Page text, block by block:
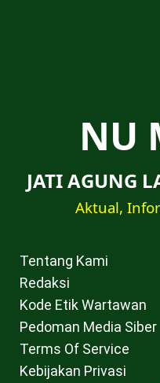
NU
JATI AGUNG
Aktual,
Tentang Kami
Redaksi
Kode Etik Wartawan
Pedoman Media Siber
Terms Of Service
Kebijakan Privasi